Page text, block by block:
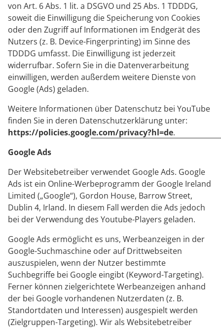
von Art. 6 Abs. 1 lit. a DSGVO und 25 Abs. 1 TDDDG,
soweit die Einwilligung die Speicherung von Cookies
oder den Zugriff auf Informationen im Endgerät des
Nutzers (z. B. Device-Fingerprinting) im Sinne des
TDDDG umfasst. Die Einwilligung ist jederzeit
widerrufbar. Sofern Sie in die Datenverarbeitung
einwilligen, werden außerdem weitere Dienste von
Google (Ads) geladen.
Weitere Informationen über Datenschutz bei YouTube
finden Sie in deren Datenschutzerklärung unter:
https://policies.google.com/privacy?hl=de.
Google Ads
Der Websitebetreiber verwendet Google Ads. Google
Ads ist ein Online-Werbeprogramm der Google Ireland
Limited („Google“), Gordon House, Barrow Street,
Dublin 4, Irland. In diesem Fall werden die Ads jedoch
bei der Verwendung des Youtube-Players geladen.
Google Ads ermöglicht es uns, Werbeanzeigen in der
Google-Suchmaschine oder auf Drittwebseiten
auszuspielen, wenn der Nutzer bestimmte
Suchbegriffe bei Google eingibt (Keyword-Targeting).
Ferner können zielgerichtete Werbeanzeigen anhand
der bei Google vorhandenen Nutzerdaten (z. B.
Standortdaten und Interessen) ausgespielt werden
(Zielgruppen-Targeting). Wir als Websitebetreiber